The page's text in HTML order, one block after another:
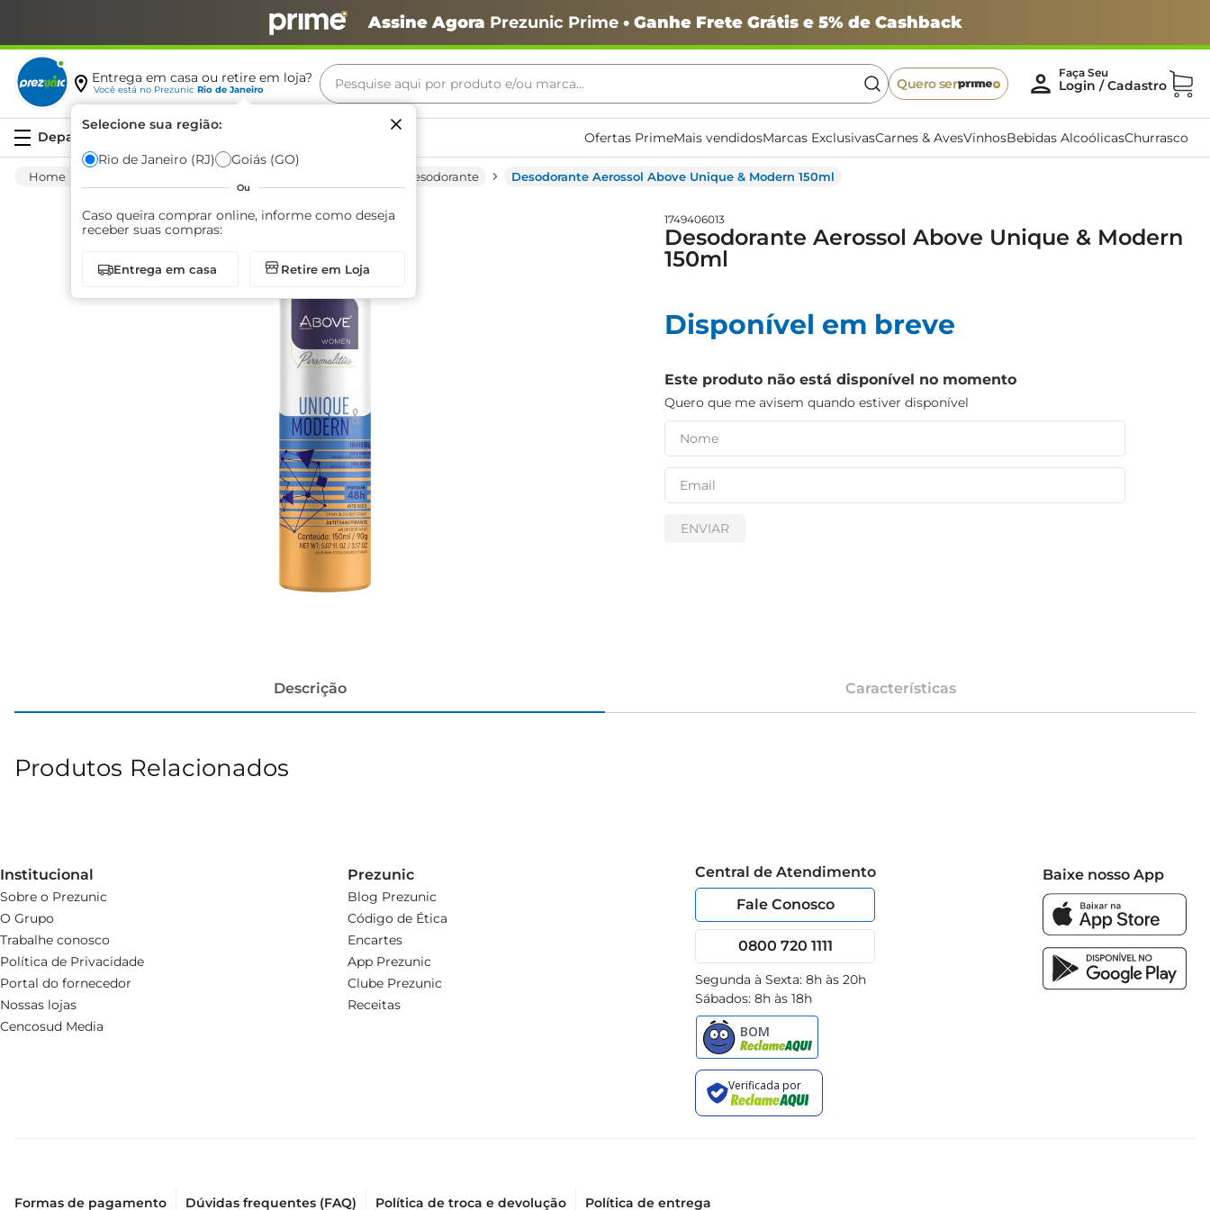
Assine Agora Prezunic Prime• Ganhe Frete Grátis e 5% de Cashback
Entrega em casa ou retire em loja?
Você está no Prezunic Rio de Janeiro
Selecione sua região:
Rio de Janeiro (RJ) Goiás (GO)
Ou
Caso queira comprar online, informe como deseja
receber suas compras:
Entrega em casa Retire em Loja
Pesquise aqui por produto e/ou marca...
Quero ser
Ofertas PrimeMais vendidosMarcas ExclusivasCarnes & AvesVinhosBebidas AlcoólicasChurrasco
Desodorante Desodorante Aerossol Above Unique & Modern 150ml
1749406013
Desodorante Aerossol Above Unique & Modern
150ml
Disponível em breve
Este produto não está disponível no momento
Quero que me avisem quando estiver disponível
ENVIAR
Descrição Características
Produtos Relacionados
Institucional
Sobre o Prezunic
O Grupo
Trabalhe conosco
Política de Privacidade
Portal do fornecedor
Nossas lojas
Cencosud Media
Prezunic
Blog Prezunic
Código de Ética
Encartes
App Prezunic
Clube Prezunic
Receitas
Central de Atendimento
Fale Conosco
0800 720 1111
Segunda à Sexta: 8h às 20h
Sábados: 8h às 18h
Baixe nosso App
Formas de pagamento Dúvidas frequentes (FAQ) Política de troca e devolução Política de entrega
Termos mais buscados
café
arroz
azeite
cerveja